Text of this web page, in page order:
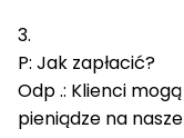
3.
P: Jak zapłacić?
Odp .: Klienci
pieniądze na